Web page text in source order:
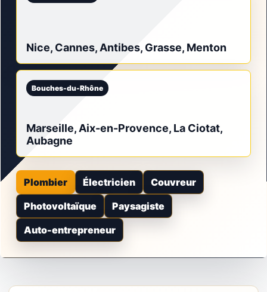
Nice, Cannes, Antibes, Grasse, Menton
Bouches-du-Rhône
Marseille, Aix-en-Provence, La Ciotat,
Aubagne
Plombier Électricien
Couvreur
Photovoltaïque
Paysagiste
Auto-entrepreneur